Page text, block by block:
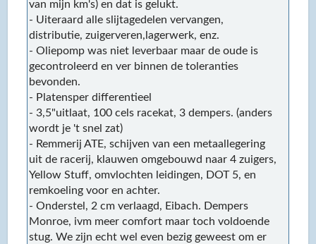
van mijn km's) en dat is gelukt.
- Uiteraard alle slijtagedelen vervangen,
distributie, zuigerveren,lagerwerk, enz.
- Oliepomp was niet leverbaar maar de oude is
gecontroleerd en ver binnen de toleranties
bevonden.
- Platensper differentieel
- 3,5"uitlaat, 100 cels racekat, 3 dempers. (anders
wordt je 't snel zat)
- Remmerij ATE, schijven van een metaallegering
uit de racerij, klauwen omgebouwd naar 4 zuigers,
Yellow Stuff, omvlochten leidingen, DOT 5, en
remkoeling voor en achter.
- Onderstel, 2 cm verlaagd, Eibach. Dempers
Monroe, ivm meer comfort maar toch voldoende
stug. We zijn echt wel even bezig geweest om er